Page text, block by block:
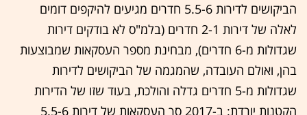
הביקושים לדירות 5.5-6 חדרים מגיעים להיקפים דומים
לאלה של דירות 2-1 חדרים (בלמ"ס לא בודקים דירות
שגדולות מ-6 חדרים), מבחינת מספר העסקאות שמבוצעות
בהן, ואולם העובדה, שהמגמה של הביקושים לדירות
שגדולות מ-5 חדרים גדלה והולכת, בעוד שזו של הדירות
הקטנות יורדת: ב-2017 סך העסקאות של דירות 5.5-6